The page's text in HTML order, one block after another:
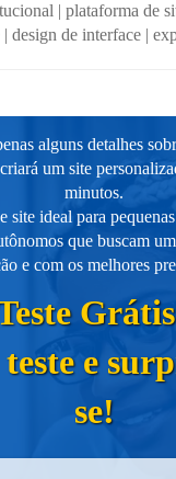
| plataforma de
| design de interface |
alguns detalhes
um site
minutos.
site ideal para
que buscam
e com os melhores
e
se!